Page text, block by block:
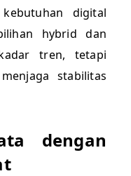
digital
hybrid dan
tren, tetapi
stabilitas
dengan